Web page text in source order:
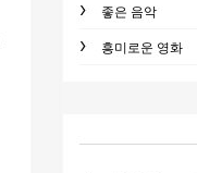
좋은 음악
흥미로운 영화